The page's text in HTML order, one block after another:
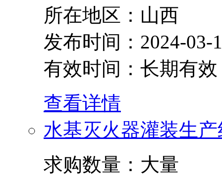
所在地区：山西
发布时间：2024-03-
有效时间：长期有效
查看详情
水基灭火器灌装生产
求购数量：大量